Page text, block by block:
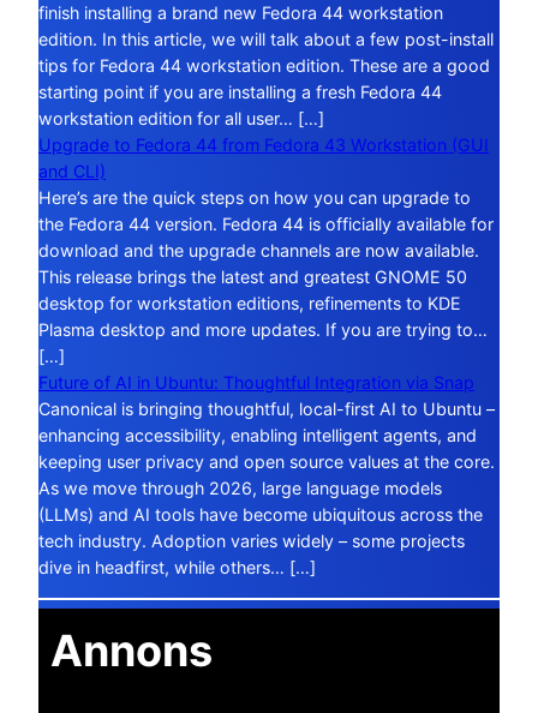
finish installing a brand new Fedora 44 workstation
edition. In this article, we will talk about a few post-install
tips for Fedora 44 workstation edition. These are a good
starting point if you are installing a fresh Fedora 44
workstation edition for all user… […]
Upgrade to Fedora 44 from Fedora 43 Workstation (GUI
and CLI)
Here’s are the quick steps on how you can upgrade to
the Fedora 44 version. Fedora 44 is officially available for
download and the upgrade channels are now available.
This release brings the latest and greatest GNOME 50
desktop for workstation editions, refinements to KDE
Plasma desktop and more updates. If you are trying to…
[…]
Future of AI in Ubuntu: Thoughtful Integration via Snap
Canonical is bringing thoughtful, local-first AI to Ubuntu –
enhancing accessibility, enabling intelligent agents, and
keeping user privacy and open source values at the core.
As we move through 2026, large language models
(LLMs) and AI tools have become ubiquitous across the
tech industry. Adoption varies widely – some projects
dive in headfirst, while others… […]
Annons